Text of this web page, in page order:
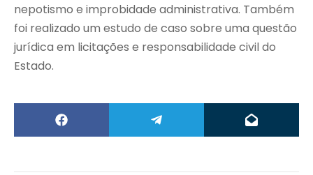
nepotismo e improbidade administrativa. Também
foi realizado um estudo de caso sobre uma questão
jurídica em licitações e responsabilidade civil do
Estado.